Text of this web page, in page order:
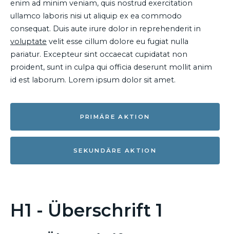
enim ad minim veniam, quis nostrud exercitation
ullamco laboris nisi ut aliquip ex ea commodo
consequat. Duis aute irure dolor in reprehenderit in
voluptate velit esse cillum dolore eu fugiat nulla
pariatur. Excepteur sint occaecat cupidatat non
proident, sunt in culpa qui officia deserunt mollit anim
id est laborum. Lorem ipsum dolor sit amet.
PRIMÄRE AKTION
SEKUNDÄRE AKTION
H1 - Überschrift 1